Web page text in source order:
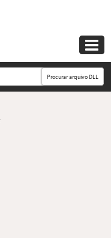

Procurar arquivo DLL